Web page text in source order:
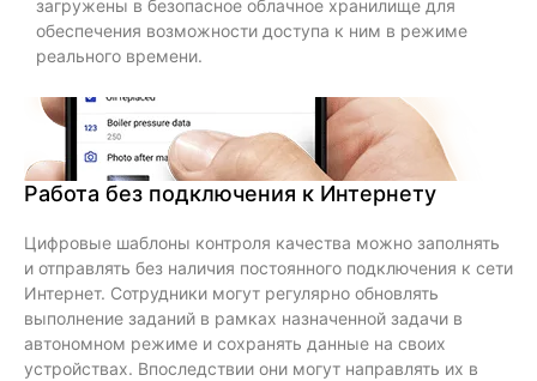
загружены в безопасное облачное хранилище для
обеспечения возможности доступа к ним в режиме
реального времени.
Работа без подключения к Интернету
Цифровые шаблоны контроля качества можно заполнять
и отправлять без наличия постоянного подключения к сети
Интернет. Сотрудники могут регулярно обновлять
выполнение заданий в рамках назначенной задачи в
автономном режиме и сохранять данные на своих
устройствах. Впоследствии они могут направлять их в